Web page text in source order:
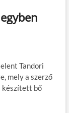
Tandori
mely a szerző
készített bő